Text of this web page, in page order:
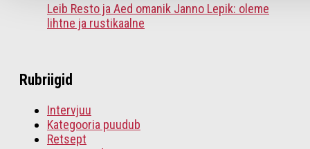
Leib Resto ja Aed omanik Janno Lepik: oleme
lihtne ja rustikaalne
Rubriigid
Intervjuu
Kategooria puudub
Retsept